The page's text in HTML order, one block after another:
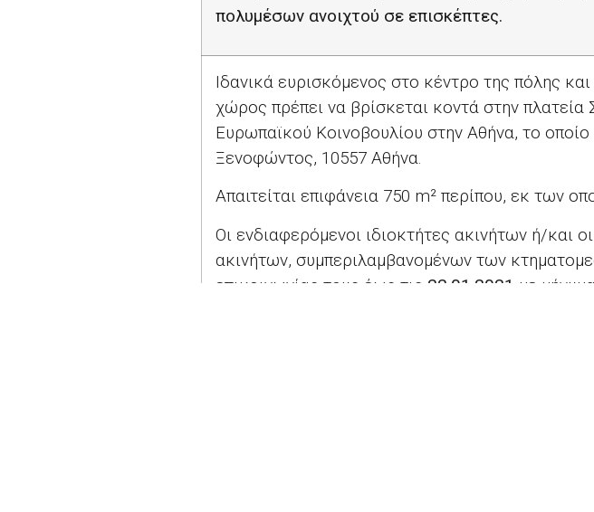
πολυμέσων ανοιχτού σε επισκέπτες.
Ιδανικά ευρισκόμενος στο κέντρο της πόλης
χώρος πρέπει να βρίσκεται κοντά στην
Ευρωπαϊκού Κοινοβουλίου στην Αθήνα, το
Ξενοφώντος, 10557 Αθήνα.
Απαιτείται επιφάνεια 750 m² περίπου, εκ των
Οι ενδιαφερόμενοι ιδιοκτήτες ακινήτων ή/και
ακινήτων, συμπεριλαμβανομένων των
επικοινωνίας τους έως τις 22.01.2021 με